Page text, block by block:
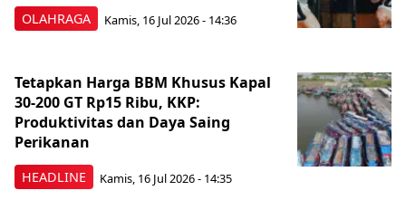
OLAHRAGA Kamis, 16 Jul 2026 - 14:36
HEADLINE
Tetapkan Harga BBM Khusus Kapal
30-200 GT Rp15 Ribu, KKP:
Produktivitas dan Daya Saing
Perikanan
Kamis, 16 Jul 2026 - 14:35